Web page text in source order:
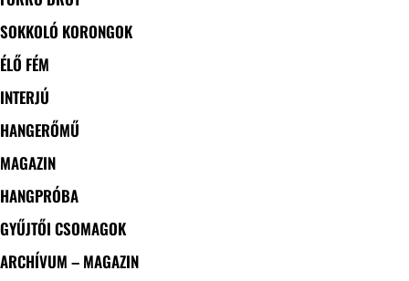
SOKKOLÓ KORONGOK
ÉLŐ FÉM
INTERJÚ
HANGERŐMŰ
MAGAZIN
HANGPRÓBA
GYŰJTŐI CSOMAGOK
ARCHÍVUM – MAGAZIN